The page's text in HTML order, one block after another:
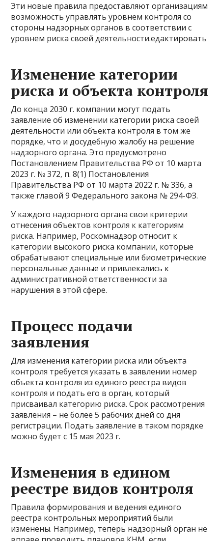
Эти новые правила предоставляют организациям
возможность управлять уровнем контроля со
стороны надзорных органов в соответствии с
уровнем риска своей деятельности.едактировать
Изменение категории
риска и объекта контроля
До конца 2030 г. компании могут подать
заявление об изменении категории риска своей
деятельности или объекта контроля в том же
порядке, что и досудебную жалобу на решение
надзорного органа. Это предусмотрено
Постановлением Правительства РФ от 10 марта
2023 г. № 372, п. 8(1) Постановления
Правительства РФ от 10 марта 2022 г. № 336, а
также главой 9 Федерального закона № 294-ФЗ.
У каждого надзорного органа свои критерии
отнесения объектов контроля к категориям
риска. Например, Роскомнадзор относит к
категории высокого риска компании, которые
обрабатывают специальные или биометрические
персональные данные и привлекались к
административной ответственности за
нарушения в этой сфере.
Процесс подачи
заявления
Для изменения категории риска или объекта
контроля требуется указать в заявлении номер
объекта контроля из единого реестра видов
контроля и подать его в орган, который
присваивал категорию риска. Срок рассмотрения
заявления – не более 5 рабочих дней со дня
регистрации. Подать заявление в таком порядке
можно будет с 15 мая 2023 г.
Изменения в едином
реестре видов контроля
Правила формирования и ведения единого
реестра контрольных мероприятий были
изменены. Например, теперь надзорный орган не